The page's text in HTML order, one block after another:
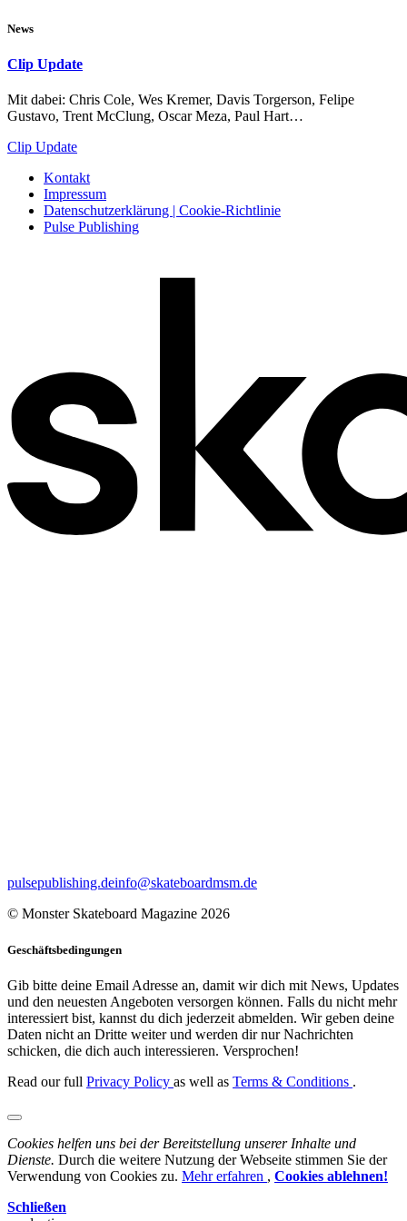
News
Clip Update
Mit dabei: Chris Cole, Wes Kremer, Davis Torgerson, Felipe
Gustavo, Trent McClung, Oscar Meza, Paul Hart…
Clip Update
Kontakt
Impressum
Datenschutzerklärung | Cookie-Richtlinie
Pulse Publishing
pulsepublishing.deinfo@skateboardmsm.de
© Monster Skateboard Magazine 2026
Geschäftsbedingungen
Gib bitte deine Email Adresse an, damit wir dich mit News, Updates
und den neuesten Angeboten versorgen können. Falls du nicht mehr
interessiert bist, kannst du dich jederzeit abmelden. Wir geben deine
Daten nicht an Dritte weiter und werden dir nur Nachrichten
schicken, die dich auch interessieren. Versprochen!
Read our full Privacy Policy as well as Terms & Conditions .
Cookies helfen uns bei der Bereitstellung unserer Inhalte und
Dienste. Durch die weitere Nutzung der Webseite stimmen Sie der
Verwendung von Cookies zu. Mehr erfahren , Cookies ablehnen!
Schließen